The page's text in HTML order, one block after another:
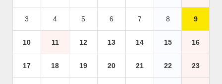
3 4 5 6 7 8 9
10 11 12 13 14 15 16
17 18 19 20 21 22 23